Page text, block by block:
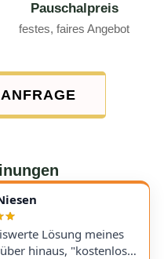
Pauschalpreis
festes, faires Angebot
Lösung meines
hinaus, "kostenloser